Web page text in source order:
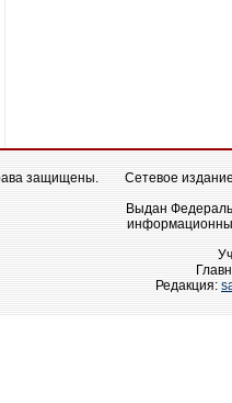
защищены.
Сетевое
Выдан
Редакция: